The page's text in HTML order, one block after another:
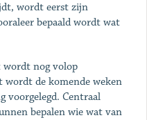
wordt eerst zijn
bepaald wordt wat
wordt nog volop
de komende weken
voorgelegd. Centraal
bepalen wie wat van